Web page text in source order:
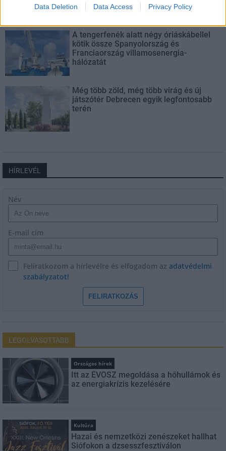
Data Deletion Data Access Privacy Policy
A tengerfenék alatt négy óriáskábellel
kötik össze Spanyolország és
Franciaország villamosenergia-
hálózatát
Még több zöld, még több virág és új
játszótér Debrecen egyik legfontosabb
terén
HÍRLEVÉL
Név
E-mail cím
Feliratkozom a hírlevélre és elfogadom az adatvédelmi
szabályzatot!
FELIRATKOZÁS
LEGOLVASOTTABB
Országos hírek
Itt az ÉVOSZ megoldása a hőhullámok és
az energiakrízis kezelésére
Kultúra
Hazai és nemzetközi zenészeket hallhat
Siófokon a dzsesszfesztiválon